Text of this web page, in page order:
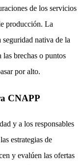
de los servicios
producción. La
nativa de la
brechas o puntos
por alto.
CNAPP
y a los responsables
estrategias de
y evalúen las ofertas